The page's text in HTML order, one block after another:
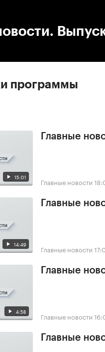
программы
15:01
Главные
Главные новости
14:49
Главные
Главные новости
4:58
Главные
Главные новости
Главные